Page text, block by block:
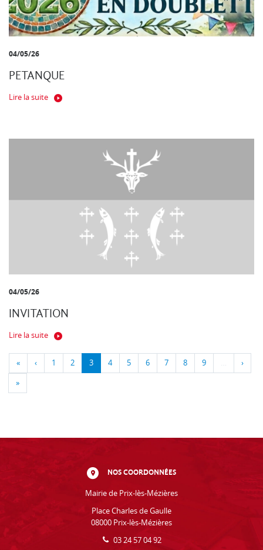
04/05/26
PETANQUE
Lire la suite
04/05/26
INVITATION
Lire la suite
« ‹ 1 2 3 4 5 6 7 8 9 … ›
»
NOS COORDONNÉES
Mairie de Prix-lès-Mézières
Place Charles de Gaulle
08000 Prix-lès-Mézières
03 24 57 04 92